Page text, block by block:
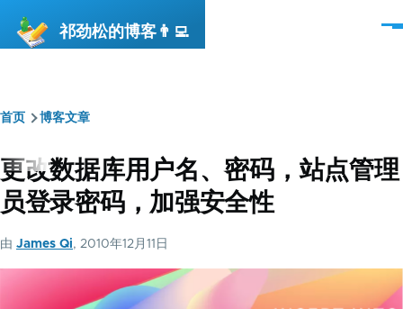
祁劲松的博客👨‍💻
菜
面
包
屑
首页 博客文章
更改数据库用户名、密码，站点管理
员登录密码，加强安全性
由 James Qi, 2010年12月11日